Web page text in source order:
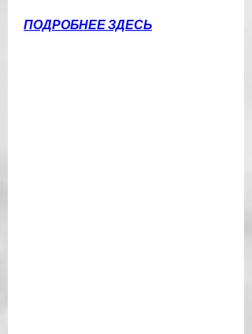
ПОДРОБНЕЕ ЗДЕСЬ